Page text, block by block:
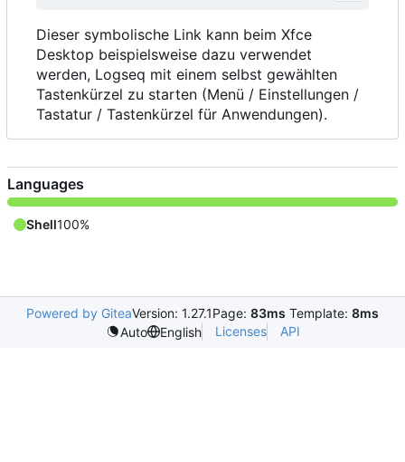
Dieser symbolische Link kann beim Xfce
Desktop beispielsweise dazu verwendet
werden, Logseq mit einem selbst gewählten
Tastenkürzel zu starten (Menü / Einstellungen /
Tastatur / Tastenkürzel für Anwendungen).
Languages
Shell100%
Powered by GiteaVersion: 1.27.1Page: 83ms Template: 8ms
Auto
English Licenses API